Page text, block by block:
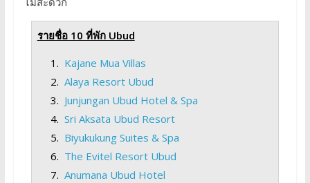
รายชื่อ 10 ที่พัก Ubud
Kajane Mua Villas
Alaya Resort Ubud
Junjungan Ubud Hotel & Spa
Sri Aksata Ubud Resort
Biyukukung Suites & Spa
The Evitel Resort Ubud
Anumana Ubud Hotel